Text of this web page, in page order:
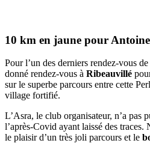
10 km en jaune pour
Pour l’un des derniers rendez-vous
donné rendez-vous à Ribeauvillé
sur le superbe parcours entre cette
village fortifié.
L’Asra, le club organisateur, n’a pas
l’après-Covid ayant laissé des
le plaisir d’un très joli parcours et le